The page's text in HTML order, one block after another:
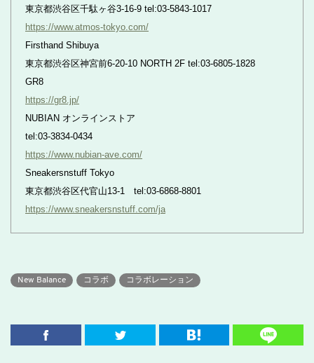
東京都渋谷区千駄ヶ谷3-16-9 tel:03-5843-1017
https://www.atmos-tokyo.com/
Firsthand Shibuya
東京都渋谷区神宮前6-20-10 NORTH 2F tel:03-6805-1828
GR8
https://gr8.jp/
NUBIAN オンラインストア
tel:03-3834-0434
https://www.nubian-ave.com/
Sneakersnstuff Tokyo
東京都渋谷区代官山13-1 tel:03-6868-8801
https://www.sneakersnstuff.com/ja
New Balance コラボ コラボレーション